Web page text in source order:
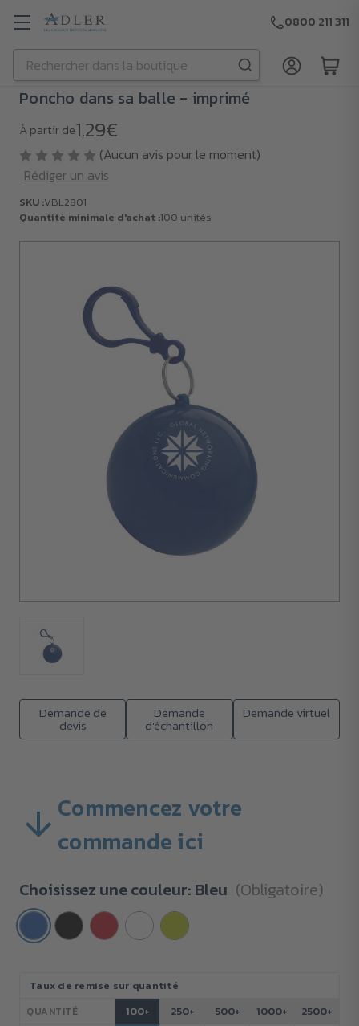
Passer au contenu principal
Rechercher
0800 211 311
Demande de
devis
Demande
d'échantillon
Demande virtuel
Poncho dans sa balle - imprimé
À partir de1.29€
(Aucun avis pour le moment)
Rédiger un avis
SKU :VBL2801
Quantité minimale d'achat :100 unités
Commencez votre
commande ici
Choisissez une couleur: Bleu (Obligatoire)
Stock
actuel :
Taux de remise sur quantité
QUANTITÉ
100+
250+
500+
1000+
2500+